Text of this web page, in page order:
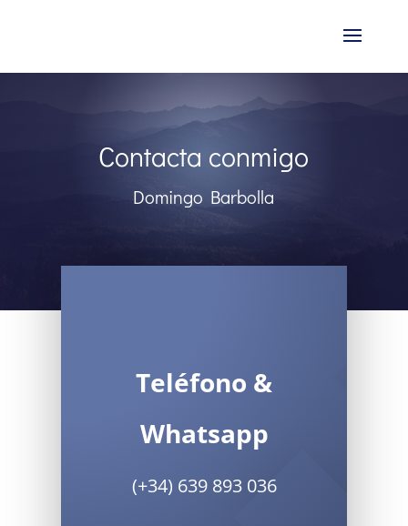
Contacta conmigo
Domingo Barbolla
Teléfono &
Whatsapp
(+34) 639 893 036